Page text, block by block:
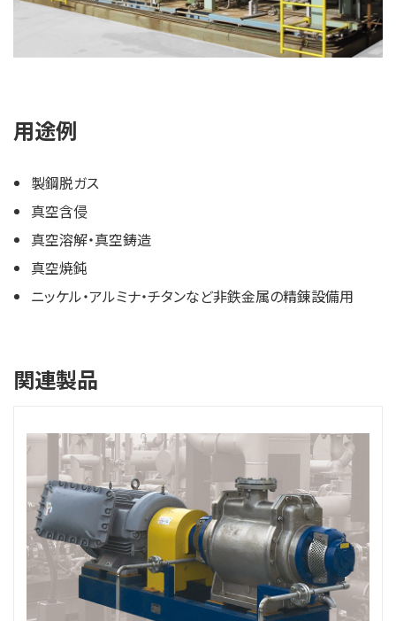
用途例
製鋼脱ガス
真空含侵
真空溶解・真空鋳造
真空焼鈍
ニッケル・アルミナ・チタンなど非鉄金属の精錬設備用
関連製品